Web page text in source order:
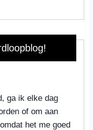
ga ik elke dag
of om aan
het me goed